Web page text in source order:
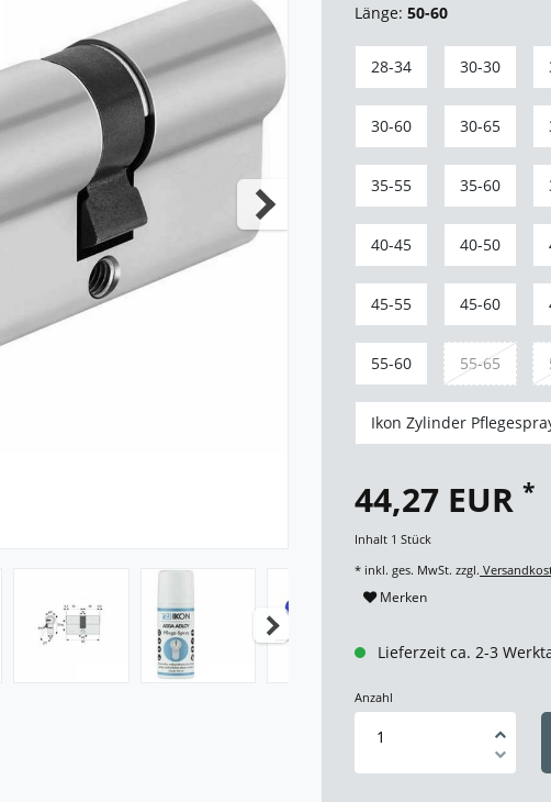
Länge: 50-60
28-34 30-30
30-60 30-65
35-55 35-60
40-45 40-50
45-55 45-60
55-60 55-65
Ikon Zylinder
44,27 EUR *
Inhalt 1 Stück
* inkl. ges. MwSt. zzgl.
Merken
Lieferzeit ca. 2-3
Anzahl